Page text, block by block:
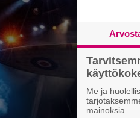
Me ja
mainoksia.